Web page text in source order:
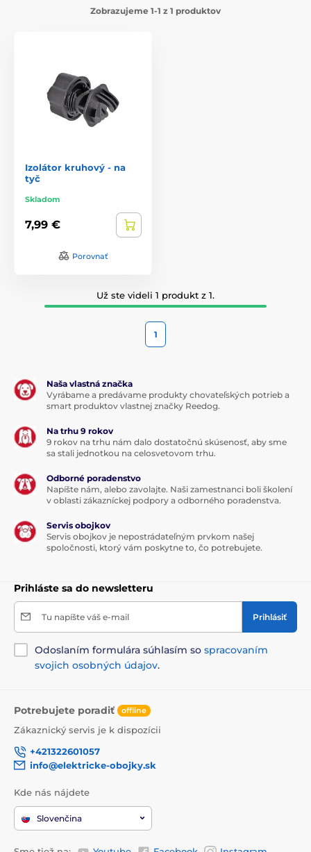
Zobrazujeme 1-1 z 1 produktov
Izolátor kruhový - na
tyč
Skladom
7,99 €
Porovnať
Už ste videli 1 produkt z 1.
1
Naša vlastná značka
Vyrábame a predávame produkty chovateľských potrieb a
smart produktov vlastnej značky Reedog.
Na trhu 9 rokov
9 rokov na trhu nám dalo dostatočnú skúsenosť, aby sme
sa stali jednotkou na celosvetovom trhu.
Odborné poradenstvo
Napíšte nám, alebo zavolajte. Naši zamestnanci boli školení
v oblasti zákazníckej podpory a odborného poradenstva.
Servis obojkov
Servis obojkov je nepostrádateľným prvkom našej
spoločnosti, ktorý vám poskytne to, čo potrebujete.
Prihláste sa do newsletteru
Tu napíšte váš e-mail Prihlásiť
Odoslaním formulára súhlasím so spracovaním
svojich osobných údajov.
Potrebujete poradiť offline
Zákaznický servis je k dispozícii
+421322601057
info@elektricke-obojky.sk
Kde nás nájdete
Slovenčina